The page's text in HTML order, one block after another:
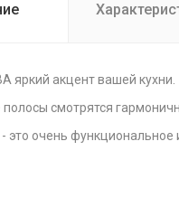
яркий акцент вашей кухни.
смотрятся
это очень функциональное